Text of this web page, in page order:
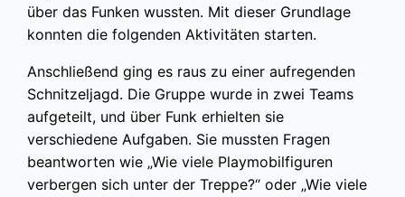
über das Funken wussten. Mit dieser Grundlage
konnten die folgenden Aktivitäten starten.
Anschließend ging es raus zu einer aufregenden
Schnitzeljagd. Die Gruppe wurde in zwei Teams
aufgeteilt, und über Funk erhielten sie
verschiedene Aufgaben. Sie mussten Fragen
beantworten wie „Wie viele Playmobilfiguren
verbergen sich unter der Treppe?“ oder „Wie viele